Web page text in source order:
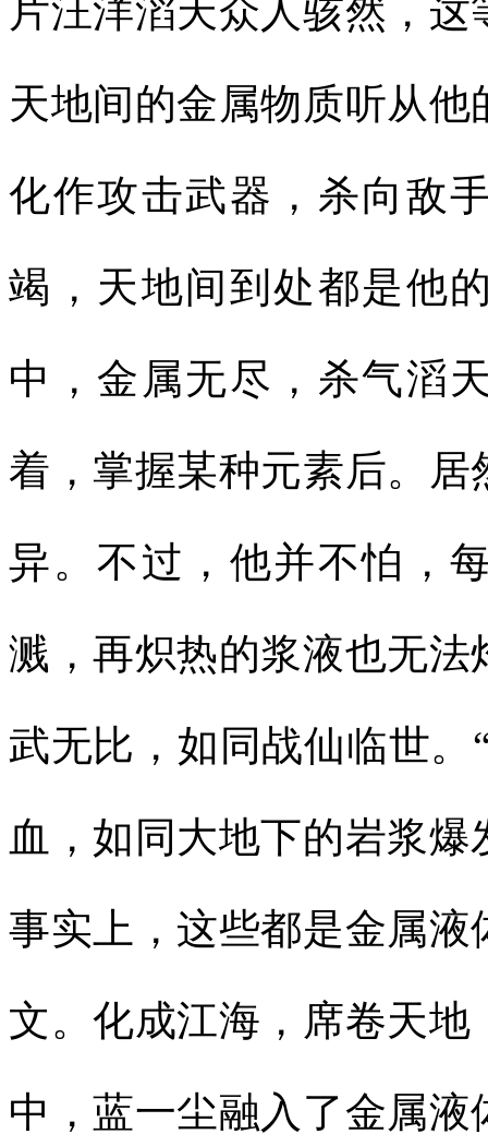
片汪洋滔天众人骇然，
天地间的金属物质听从
化作攻击武器，杀向敌
竭，天地间到处都是他
中，金属无尽，杀气滔
着，掌握某种元素后。
异。不过，他并不怕，
溅，再炽热的浆液也无
武无比，如同战仙临世
血，如同大地下的岩浆
事实上，这些都是金属
文。化成江海，席卷天
中，蓝一尘融入了金属